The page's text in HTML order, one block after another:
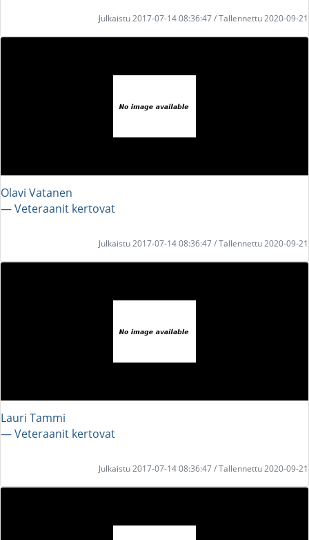
Julkaistu 2017-07-14 08:36:47 / Tallennettu 2020-09-21
Olavi Vatanen
― Veteraanit kertovat
Julkaistu 2017-07-14 08:36:47 / Tallennettu 2020-09-21
Lauri Tammi
― Veteraanit kertovat
Julkaistu 2017-07-14 08:36:47 / Tallennettu 2020-09-21